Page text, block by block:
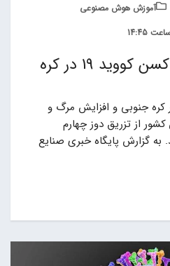
آموزش هوش مصنوعی
تزریق دوز چهارم واکسن کووید 19 در کره
دوباره کووید-19 در کره جنوبی و افزایش مرگ و
از تزریق دوز چهارم
خبر دادند. به گزارش پایگاه خبری صنایع